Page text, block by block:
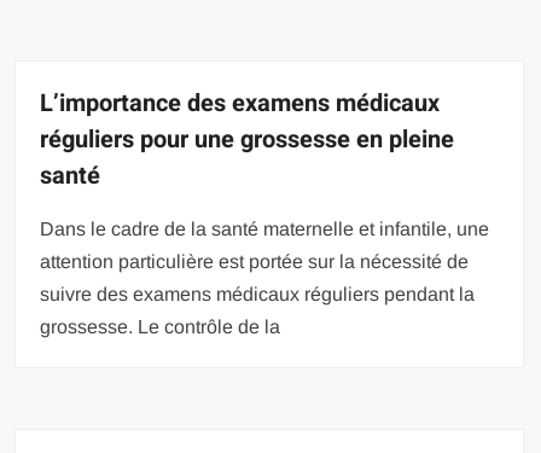
L’importance des examens médicaux
réguliers pour une grossesse en pleine
santé
Dans le cadre de la santé maternelle et infantile, une
attention particulière est portée sur la nécessité de
suivre des examens médicaux réguliers pendant la
grossesse. Le contrôle de la